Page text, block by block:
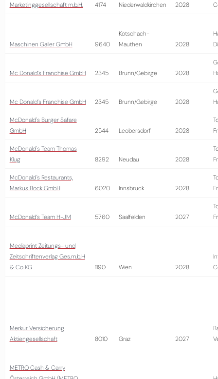
Marketinggesellschaft m.b.H.
4174 Niederwaldkirchen 2028
Maschinen Gailer GmbH 9640
Kötschach-
Mauthen
2028
Mc Donald´s Franchise GmbH 2345 Brunn/Gebirge 2028
Mc Donald´s Franchise GmbH 2345 Brunn/Gebirge 2028
McDonald's Burger Safare
GmbH
2544 Leobersdorf 2028
McDonald's Team Thomas
Klug
8292 Neudau 2028
McDonald´s Restaurants,
Markus Bock GmbH
6020 Innsbruck 2028
McDonald´s Team H-JM 5760 Saalfelden 2027
Mediaprint Zeitungs- und
Zeitschriftenverlag Ges.m.b.H
& Co KG
1190 Wien 2028
Merkur Versicherung
Aktiengesellschaft
8010 Graz 2027
METRO Cash & Carry